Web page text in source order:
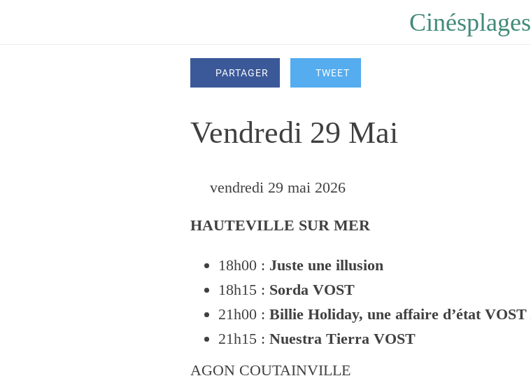
Cinésplages
PARTAGER TWEET
Vendredi 29 Mai
vendredi 29 mai 2026
HAUTEVILLE SUR MER
18h00 : Juste une illusion
18h15 : Sorda VOST
21h00 : Billie Holiday, une affaire d’état VOST
21h15 : Nuestra Tierra VOST
AGON COUTAINVILLE